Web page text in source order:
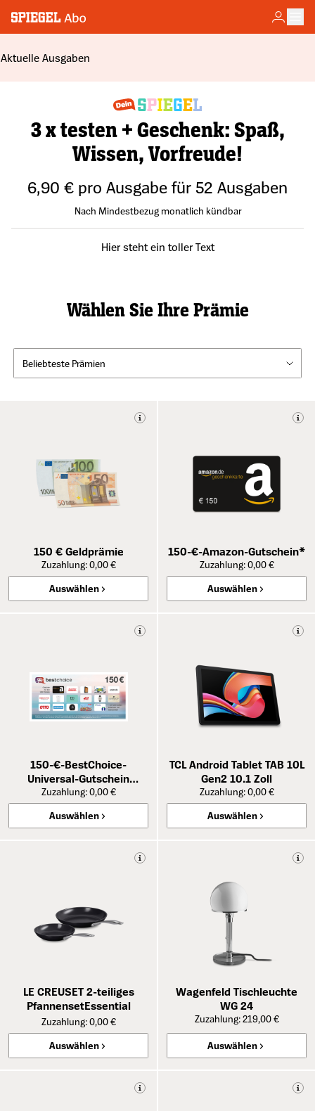
3 x testen + Geschenk: Spaß,
Wissen, Vorfreude!
6,90 € pro Ausgabe für 52 Ausgaben
Nach Mindestbezug monatlich kündbar
Hier steht ein toller Text
Wählen Sie Ihre Prämie
150 € Geldprämie
Zuzahlung: 0,00 €
Auswählen
150-€-Amazon-Gutschein*
Zuzahlung: 0,00 €
Auswählen
150-€-BestChoice-
Universal-Gutschein
»Premium«
Zuzahlung: 0,00 €
Auswählen
TCL Android Tablet TAB 10L
Gen2 10.1 Zoll
Zuzahlung: 0,00 €
Auswählen
LE CREUSET 2-teiliges
PfannensetEssential
Zuzahlung: 0,00 €
Auswählen
Wagenfeld Tischleuchte
WG 24
Zuzahlung: 219,00 €
Auswählen